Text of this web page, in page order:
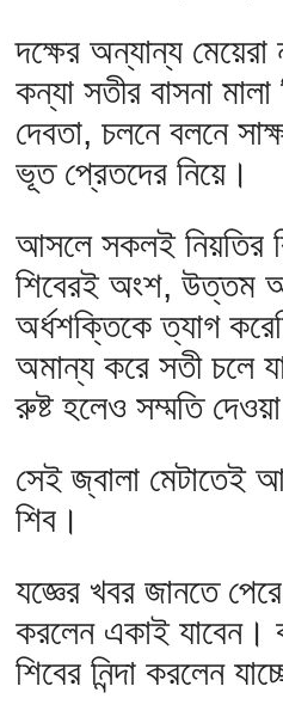
দক্ষের অন্যান্য
কন্যা সতীর বাসনা
দেবতা, চলনে বলনে
ভূত প্রেতদের নিয়ে।
আসলে সকলই নিয়তির
শিবেরই অংশ, উত্তম
অর্ধশক্তিকে ত্যাগ
অমান্য করে সতী চলে
রুষ্ট হলেও সম্মতি
সেই জ্বালা মেটাতেই
শিব।
যজ্ঞের খবর জানতে
করলেন একাই যাবেন।
শিবের নিন্দা করলেন